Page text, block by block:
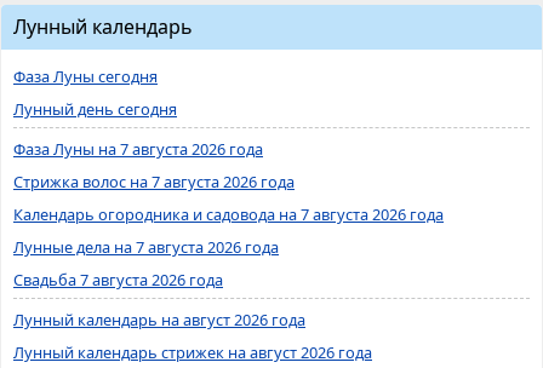
Лунный календарь
Фаза Луны сегодня
Лунный день сегодня
Фаза Луны на 7 августа 2026 года
Стрижка волос на 7 августа 2026 года
Календарь огородника и садовода на 7 августа 2026 года
Лунные дела на 7 августа 2026 года
Свадьба 7 августа 2026 года
Лунный календарь на август 2026 года
Лунный календарь стрижек на август 2026 года